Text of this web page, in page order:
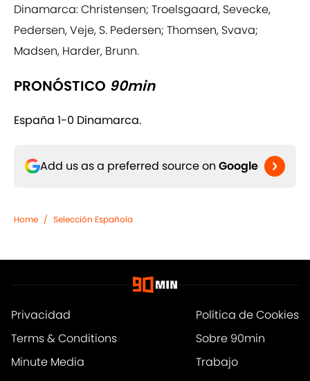
Dinamarca: Christensen; Troelsgaard, Sevecke,
Pedersen, Veje, S. Pedersen; Thomsen, Svava;
Madsen, Harder, Brunn.
PRONÓSTICO 90min
España 1-0 Dinamarca.
Add us as a preferred source on Google
Home / Selección Española
Privacidad
Política de Cookies
Terms & Conditions
Sobre 90min
Minute Media
Trabajo